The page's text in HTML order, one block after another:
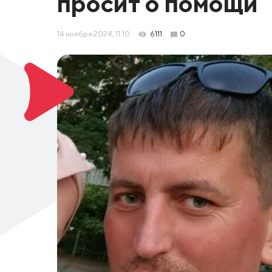
14 ноября 2024, 11:10 6111 0